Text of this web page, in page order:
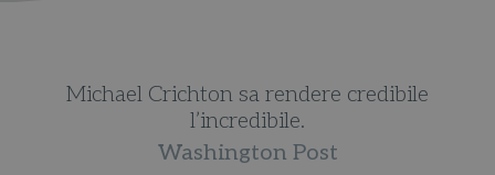
Il suo vero talento consiste nel fare entrare il
lettore nel suo immaginario estremo, senza che
egli se ne renda conto.